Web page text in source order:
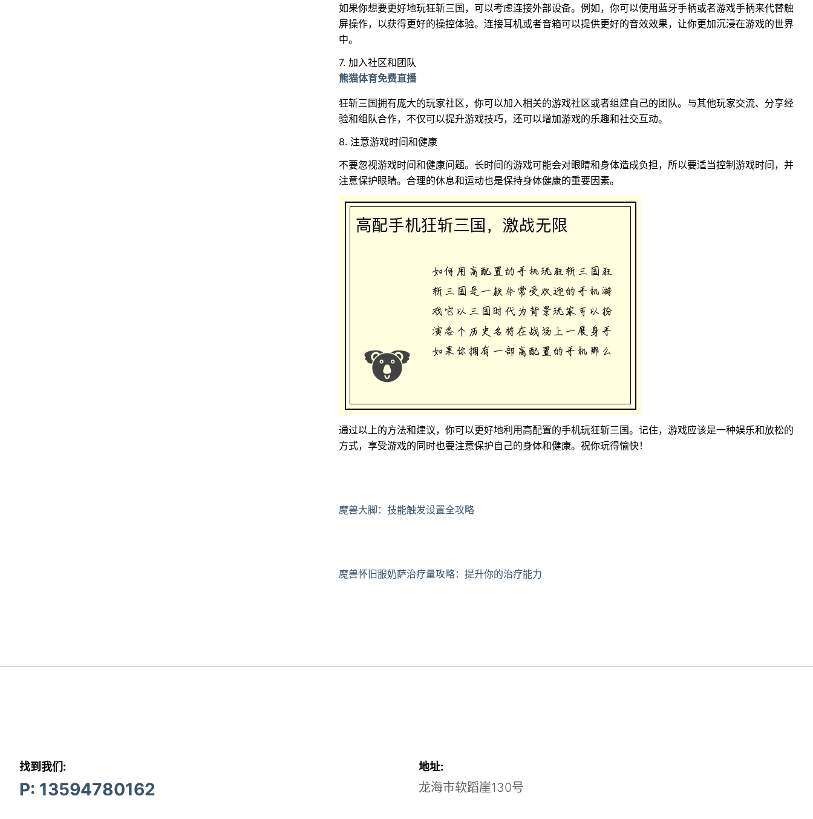
如果你想要更好地玩狂斩三国，可以考虑连接外部设备。例如，你可以使用蓝牙手柄或者游戏手柄来代替触
屏操作，以获得更好的操控体验。连接耳机或者音箱可以提供更好的音效效果，让你更加沉浸在游戏的世界
中。
7. 加入社区和团队
熊猫体育免费直播
狂斩三国拥有庞大的玩家社区，你可以加入相关的游戏社区或者组建自己的团队。与其他玩家交流、分享经
验和组队合作，不仅可以提升游戏技巧，还可以增加游戏的乐趣和社交互动。
8. 注意游戏时间和健康
不要忽视游戏时间和健康问题。长时间的游戏可能会对眼睛和身体造成负担，所以要适当控制游戏时间，并
注意保护眼睛。合理的休息和运动也是保持身体健康的重要因素。
通过以上的方法和建议，你可以更好地利用高配置的手机玩狂斩三国。记住，游戏应该是一种娱乐和放松的
方式，享受游戏的同时也要注意保护自己的身体和健康。祝你玩得愉快！
魔兽大脚：技能触发设置全攻略
魔兽怀旧服奶萨治疗量攻略：提升你的治疗能力
找到我们:
P: 13594780162
地址:
龙海市软蹈崖130号